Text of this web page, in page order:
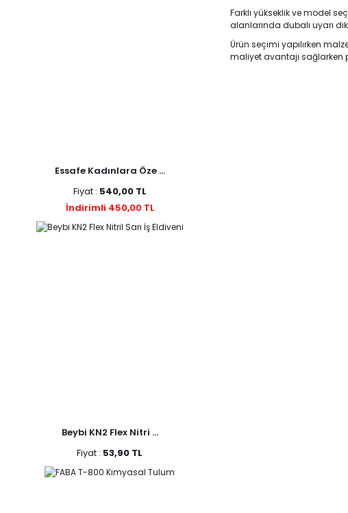
Essafe Kadınlara Öze ...
Fiyat : 540,00 TL
İndirimli 450,00 TL
Beybi KN2 Flex Nitri ...
Fiyat : 53,90 TL
Farklı yükseklik ve model
alanlarında dubalı uyarı
Ürün seçimi yapılırken
maliyet avantajı sağlarken